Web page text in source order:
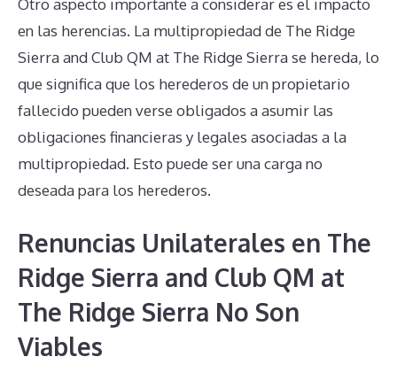
en las herencias. La multipropiedad de The Ridge
Sierra and Club QM at The Ridge Sierra se hereda, lo
que significa que los herederos de un propietario
fallecido pueden verse obligados a asumir las
obligaciones financieras y legales asociadas a la
multipropiedad. Esto puede ser una carga no
deseada para los herederos.
Renuncias Unilaterales en The
Ridge Sierra and Club QM at
The Ridge Sierra No Son
Viables